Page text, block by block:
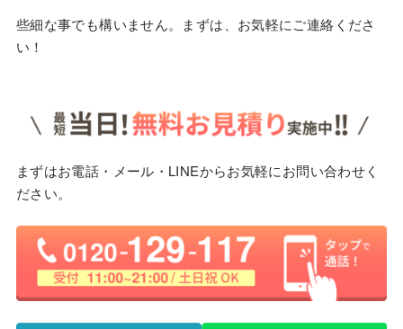
些細な事でも構いません。まずは、お気軽にご連絡くださ
い！
まずはお電話・メール・LINEからお気軽にお問い合わせく
ださい。